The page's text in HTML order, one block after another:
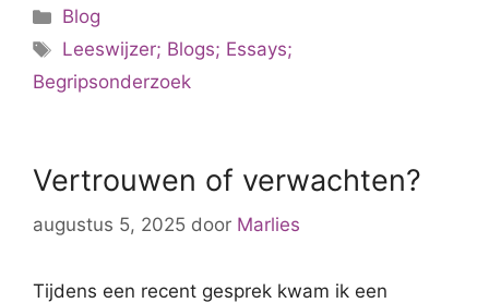
Categorieën
Blog
Tags
Leeswijzer; Blogs; Essays;
Begripsonderzoek
Vertrouwen of verwachten?
augustus 5, 2025 door Marlies
Tijdens een recent gesprek kwam ik een